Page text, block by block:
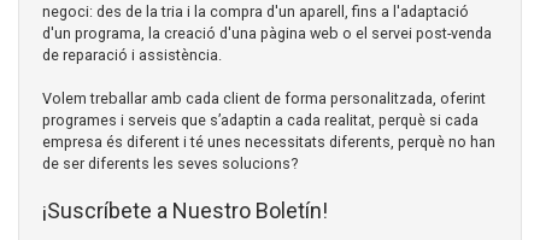
negoci: des de la tria i la compra d'un aparell, fins a l'adaptació
d'un programa, la creació d'una pàgina web o el servei post-venda
de reparació i assistència.
Volem treballar amb cada client de forma personalitzada, oferint
programes i serveis que s’adaptin a cada realitat, perquè si cada
empresa és diferent i té unes necessitats diferents, perquè no han
de ser diferents les seves solucions?
¡Suscríbete a Nuestro Boletín!